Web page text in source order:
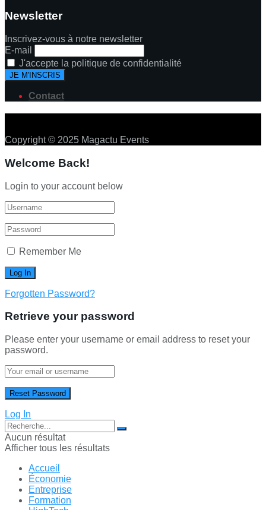
Newsletter
Inscrivez-vous à notre newsletter
E-mail
J'accepte la politique de confidentialité
Contact
Copyright © 2025 Magactu Events
Welcome Back!
Login to your account below
Remember Me
Forgotten Password?
Retrieve your password
Please enter your username or email address to reset your
password.
Log In
Aucun résultat
Afficher tous les résultats
Accueil
Économie
Entreprise
Formation